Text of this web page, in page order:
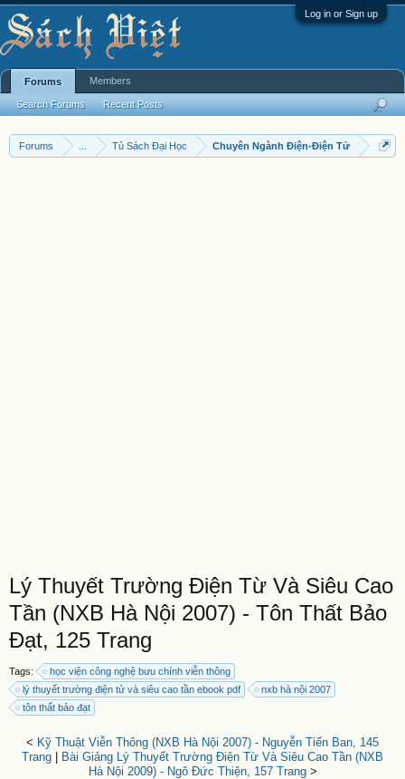
Log in or Sign up
Forums Tủ Sách Đại Học Chuyên Ngành Điện-Điện Tử
Lý Thuyết Trường Điện Từ Và Siêu Cao
Tần (NXB Hà Nội 2007) - Tôn Thất Bảo
Đạt, 125 Trang
Tags:
học viện công nghệ bưu chính viễn thông
lý thuyết trường điện tử và siêu cao tần ebook pdf
nxb hà nội 2007
tôn thất bảo đạt
< Kỹ Thuật Viễn Thông (NXB Hà Nội 2007) - Nguyễn Tiến Ban, 145
Trang
Bài Giảng Lý Thuyết Trường Điện Từ Và Siêu Cao Tần (NXB
Hà Nội 2009) - Ngô Đức Thiện, 157 Trang>
Forums
Search Forums Recent Posts
Members